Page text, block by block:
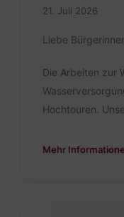
21. Juli 2026
Liebe
Die Arbeiten zur
Hochtouren.
Mehr